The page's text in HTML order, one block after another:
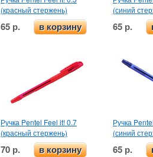
(красный стержень)
65 р. в корзину
(синий
65 р.
Ручка Pentel Feel it! 0.7
(красный стержень)
70 р. в корзину
Ручка
(синий
65 р.